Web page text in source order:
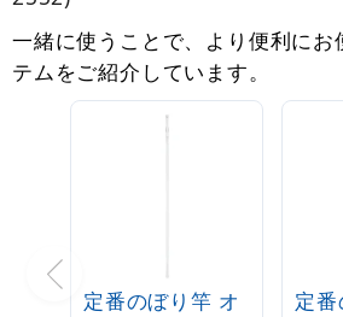
一緒に使うことで、より便利にお
テムをご紹介しています。
定番のぼり竿 オ
定